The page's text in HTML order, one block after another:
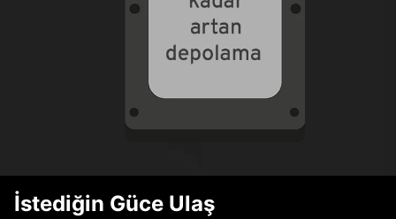
İstediğin Güce Ulaş